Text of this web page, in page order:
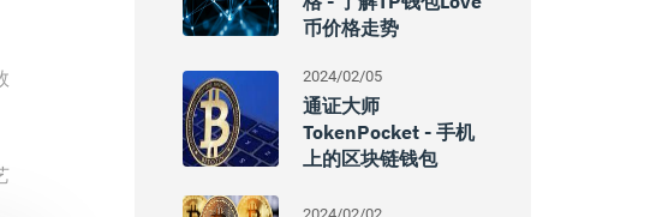
币价格走势
2024/02/05
通证大师
TokenPocket - 手机
上的区块链钱包